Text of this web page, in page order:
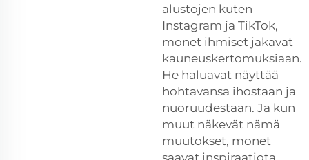
alustojen kuten
Instagram ja TikTok,
monet ihmiset jakavat
kauneuskertomuksiaan.
He haluavat näyttää
hohtavansa ihostaan ja
nuoruudestaan. Ja kun
muut näkevät nämä
muutokset, monet
saavat inspiraatiota